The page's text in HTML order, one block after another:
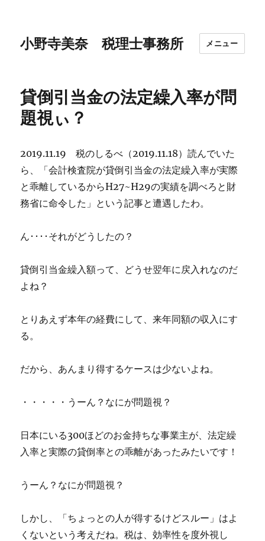
小野寺美奈 税理士事務所 メニュー
貸倒引当金の法定繰入率が問
題視ぃ？
2019.11.19 税のしるべ（2019.11.18）読んでいた
ら、「会計検査院が貸倒引当金の法定繰入率が実際
と乖離しているからH27~H29の実績を調べろと財
務省に命令した」という記事と遭遇したわ。
ん････それがどうしたの？
貸倒引当金繰入額って、どうせ翌年に戻入れなのだ
よね？
とりあえず本年の経費にして、来年同額の収入にす
る。
だから、あんまり得するケースは少ないよね。
・・・・・うーん？なにが問題視？
日本にいる300ほどのお金持ちな事業主が、法定繰
入率と実際の貸倒率との乖離があったみたいです！
うーん？なにが問題視？
しかし、「ちょっとの人が得するけどスルー」はよ
くないという考えだね。税は、効率性を度外視し